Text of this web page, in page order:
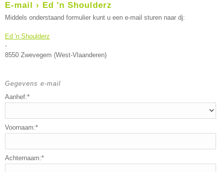
E-mail › Ed 'n Shoulderz
Middels onderstaand formulier kunt u een e-mail sturen naar dj:
Ed 'n Shoulderz
-
8550 Zwevegem (West-Vlaanderen)
Gegevens e-mail
Aanhef:*
Voornaam:*
Achternaam:*